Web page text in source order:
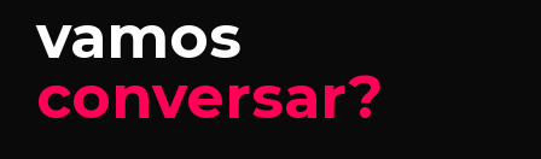
vamos
conversar?